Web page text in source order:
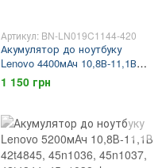
Артикул: BN-LN019C1144-420
Акумулятор до ноутбуку
Lenovo 4400мАч 10,8В-11,1В
42t4845, 45n1036, 45n1037,
42t4844, 45n1038, lenovo t420s,
1 150 грн